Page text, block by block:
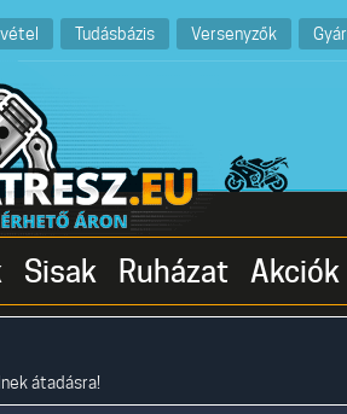
Tudásbázis Versenyzők
Sisak Ruházat Akciók
átadásra!